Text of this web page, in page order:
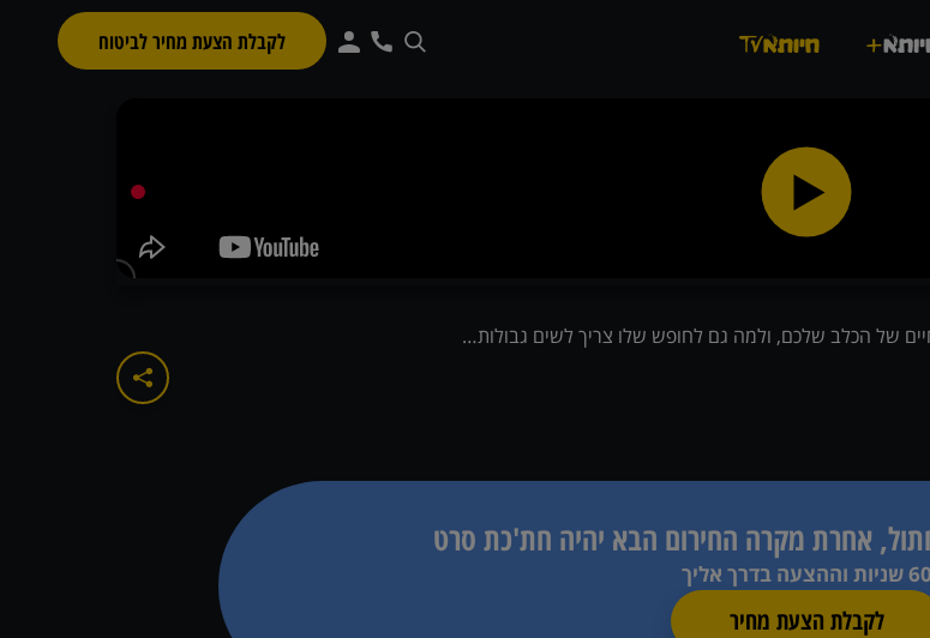
לקבלת הצעת מחיר לביטוח
אחרתמקרה החירום הבא יהיה חת'כת סרט
60 שניות וההצעה בדרך אליך
לקבלת הצעת מחיר